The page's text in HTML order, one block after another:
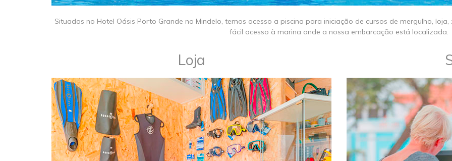
​​Situadas no Hotel Oásis Porto Grande no Mindelo, temos acesso a piscina para iniciação de cursos de mergulho,
fácil acesso à marina onde a nossa embarcação está localizada.
​Loja